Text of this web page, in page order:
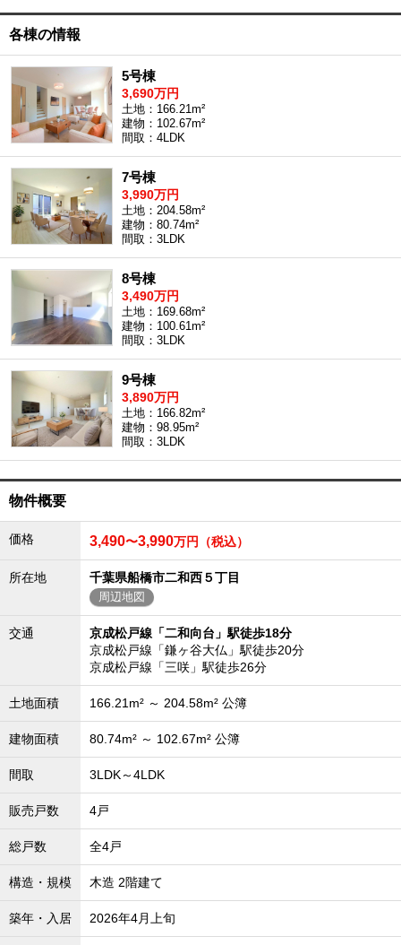
各棟の情報
5号棟
3,690万円
土地：166.21m²
建物：102.67m²
間取：4LDK
7号棟
3,990万円
土地：204.58m²
建物：80.74m²
間取：3LDK
8号棟
3,490万円
土地：169.68m²
建物：100.61m²
間取：3LDK
9号棟
3,890万円
土地：166.82m²
建物：98.95m²
間取：3LDK
物件概要
価格 3,490〜3,990万円（税込）
所在地 千葉県船橋市二和西５丁目
周辺地図
交通
京成松戸線「二和向台」駅徒歩18分
京成松戸線「鎌ヶ谷大仏」駅徒歩20分
京成松戸線「三咲」駅徒歩26分
土地面積 166.21m² ～ 204.58m² 公簿
建物面積 80.74m² ～ 102.67m² 公簿
間取 3LDK～4LDK
販売戸数 4戸
総戸数 全4戸
構造・規模 木造 2階建て
築年・入居 2026年4月上旬
沖縄全域エリア
沖縄全域エリアの新築一戸建
沖縄全域エリアの中古一戸建
沖縄全域エリアのマンション
沖縄全域エリアの土地
お客様の声
全店舗営業社員募集！